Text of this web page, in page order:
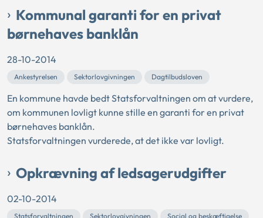
Kommunal garanti for en privat
børnehaves banklån
28-10-2014
Ankestyrelsen Sektorlovgivningen Dagtilbudsloven
En kommune havde bedt Statsforvaltningen om at vurdere,
om kommunen lovligt kunne stille en garanti for en privat
børnehaves banklån.
Statsforvaltningen vurderede, at det ikke var lovligt.
Opkrævning af ledsagerudgifter
02-10-2014
Statsforvaltningen Sektorlovgivningen
Social og beskæftigelse